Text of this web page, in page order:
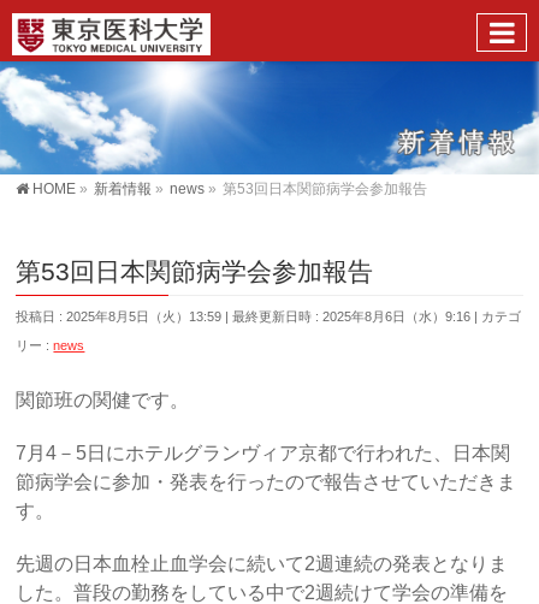
HOME » 新着情報 » news » 第53回日本関節病学会参加報告
第53回日本関節病学会参加報告
投稿日 : 2025年8月5日（火）13:59 最終更新日時 : 2025年8月6日（水）9:16
カテゴ
リー :news
関節班の関健です。
7月4－5日にホテルグランヴィア京都で行われた、日本関
節病学会に参加・発表を行ったので報告させていただきま
す。
先週の日本血栓止血学会に続いて2週連続の発表となりま
した。普段の勤務をしている中で2週続けて学会の準備を